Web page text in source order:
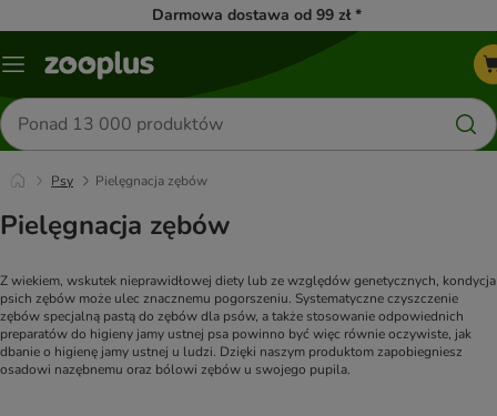
Darmowa dostawa od 99 zł *
Menu
Szukaj
produktów
Psy Pielęgnacja zębów
Pielęgnacja zębów
Z wiekiem, wskutek nieprawidłowej diety lub ze względów genetycznych, kondycja
psich zębów może ulec znacznemu pogorszeniu. Systematyczne czyszczenie
zębów specjalną pastą do zębów dla psów, a także stosowanie odpowiednich
preparatów do higieny jamy ustnej psa powinno być więc równie oczywiste, jak
dbanie o higienę jamy ustnej u ludzi. Dzięki naszym produktom zapobiegniesz
osadowi nazębnemu oraz bólowi zębów u swojego pupila.